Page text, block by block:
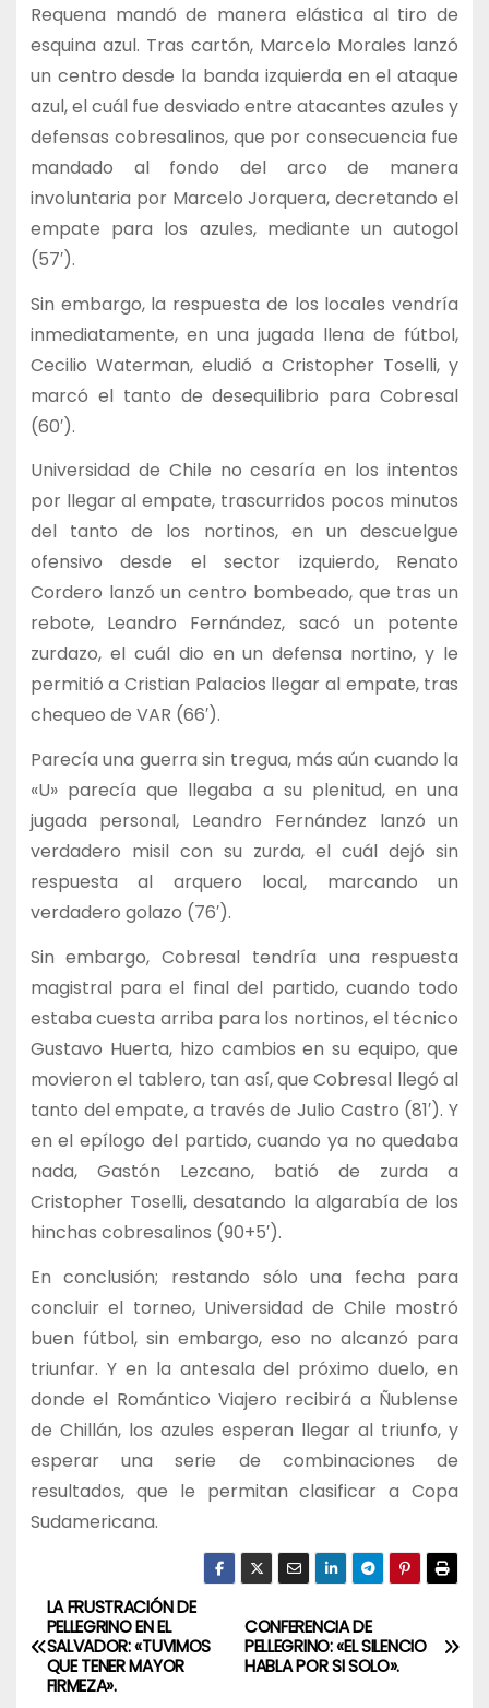
Requena mandó de manera elástica al tiro de
esquina azul. Tras cartón, Marcelo Morales lanzó
un centro desde la banda izquierda en el ataque
azul, el cuál fue desviado entre atacantes azules y
defensas cobresalinos, que por consecuencia fue
mandado al fondo del arco de manera
involuntaria por Marcelo Jorquera, decretando el
empate para los azules, mediante un autogol
(57′).
Sin embargo, la respuesta de los locales vendría
inmediatamente, en una jugada llena de fútbol,
Cecilio Waterman, eludió a Cristopher Toselli, y
marcó el tanto de desequilibrio para Cobresal
(60′).
Universidad de Chile no cesaría en los intentos
por llegar al empate, trascurridos pocos minutos
del tanto de los nortinos, en un descuelgue
ofensivo desde el sector izquierdo, Renato
Cordero lanzó un centro bombeado, que tras un
rebote, Leandro Fernández, sacó un potente
zurdazo, el cuál dio en un defensa nortino, y le
permitió a Cristian Palacios llegar al empate, tras
chequeo de VAR (66′).
Parecía una guerra sin tregua, más aún cuando la
«U» parecía que llegaba a su plenitud, en una
jugada personal, Leandro Fernández lanzó un
verdadero misil con su zurda, el cuál dejó sin
respuesta al arquero local, marcando un
verdadero golazo (76′).
Sin embargo, Cobresal tendría una respuesta
magistral para el final del partido, cuando todo
estaba cuesta arriba para los nortinos, el técnico
Gustavo Huerta, hizo cambios en su equipo, que
movieron el tablero, tan así, que Cobresal llegó al
tanto del empate, a través de Julio Castro (81′). Y
en el epílogo del partido, cuando ya no quedaba
nada, Gastón Lezcano, batió de zurda a
Cristopher Toselli, desatando la algarabía de los
hinchas cobresalinos (90+5′).
En conclusión; restando sólo una fecha para
concluir el torneo, Universidad de Chile mostró
buen fútbol, sin embargo, eso no alcanzó para
triunfar. Y en la antesala del próximo duelo, en
donde el Romántico Viajero recibirá a Ñublense
de Chillán, los azules esperan llegar al triunfo, y
esperar una serie de combinaciones de
resultados, que le permitan clasificar a Copa
Sudamericana.
N
a
CONFERENCIA DE
PELLEGRINO: «EL SILENCIO
HABLA POR SI SOLO».
LA FRUSTRACIÓN DE
PELLEGRINO EN EL
SALVADOR: «TUVIMOS
QUE TENER MAYOR
FIRMEZA».